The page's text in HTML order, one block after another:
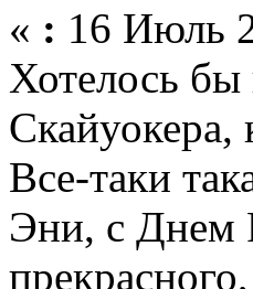
« : 16 Июль
Хотелось
Скайуокера,
Все-таки
Эни, с Днем